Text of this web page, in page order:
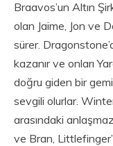
Braavos’un Altın
olan Jaime, Jon ve
sürer.
kazanır ve onları
doğru giden bir
sevgili olurlar.
arasındaki
ve Bran,